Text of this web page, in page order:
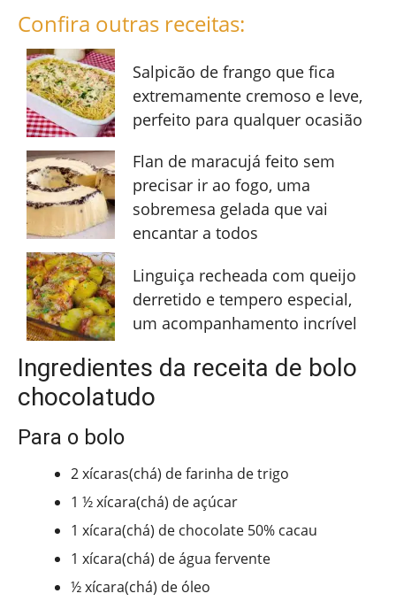
Confira outras receitas:
Salpicão de frango que fica
extremamente cremoso e leve,
perfeito para qualquer ocasião
Flan de maracujá feito sem
precisar ir ao fogo, uma
sobremesa gelada que vai
encantar a todos
Linguiça recheada com queijo
derretido e tempero especial,
um acompanhamento incrível
Ingredientes da receita de bolo
chocolatudo
Para o bolo
2 xícaras(chá) de farinha de trigo
1 ½ xícara(chá) de açúcar
1 xícara(chá) de chocolate 50% cacau
1 xícara(chá) de água fervente
½ xícara(chá) de óleo